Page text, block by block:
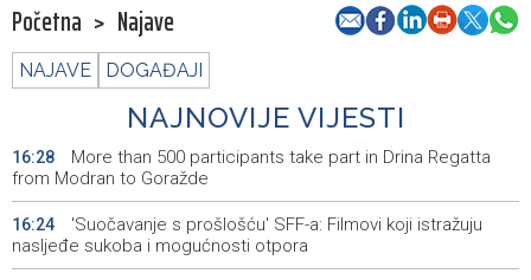
Početna > Najave
NAJAVE DOGAĐAJI
NAJNOVIJE VIJESTI
16:28
More than 500 participants take part in Drina Regatta
from Modran to Goražde
16:24
'Suočavanje s prošlošću' SFF-a: Filmovi koji istražuju
nasljeđe sukoba i mogućnosti otpora